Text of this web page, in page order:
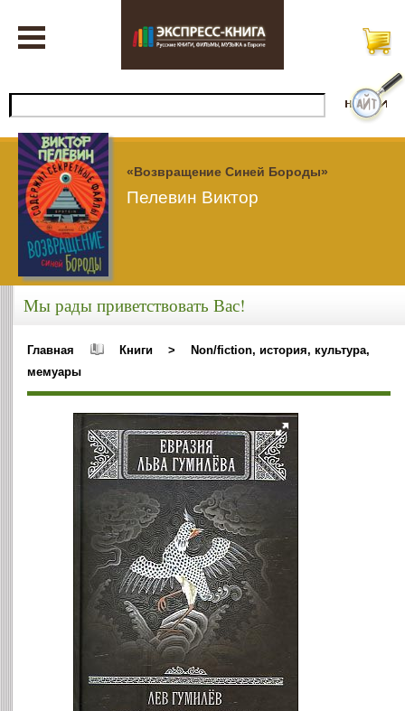
«Возвращение Синей Бороды»
Пелевин Виктор
Мы рады приветствовать Вас!
Главная Книги >
Non/fiction, история, культура,
мемуары